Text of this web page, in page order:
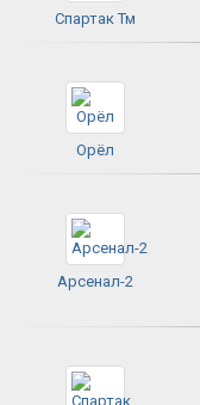
Спартак Тм
Орёл
Арсенал-2